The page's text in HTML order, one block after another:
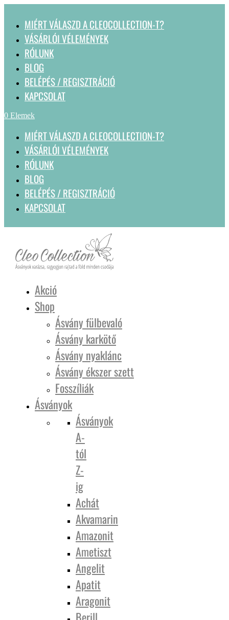
MIÉRT VÁLASZD A CLEOCOLLECTION-T?
VÁSÁRLÓI VÉLEMÉNYEK
RÓLUNK
BLOG
BELÉPÉS / REGISZTRÁCIÓ
KAPCSOLAT
0 Elemek
MIÉRT VÁLASZD A CLEOCOLLECTION-T?
VÁSÁRLÓI VÉLEMÉNYEK
RÓLUNK
BLOG
BELÉPÉS / REGISZTRÁCIÓ
KAPCSOLAT
Akció
Shop
Ásvány fülbevaló
Ásvány karkötő
Ásvány nyaklánc
Ásvány ékszer szett
Fosszíliák
Ásványok
Ásványok
A-
tól
Z-
ig
Achát
Akvamarin
Amazonit
Ametiszt
Angelit
Apatit
Aragonit